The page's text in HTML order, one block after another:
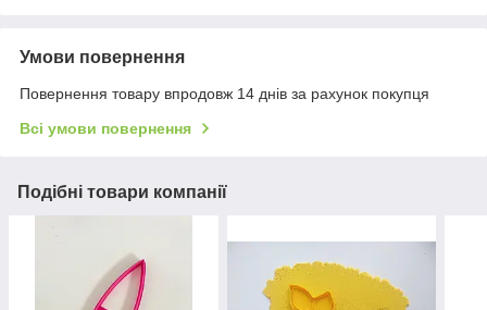
Умови повернення
Повернення товару впродовж 14 днів за рахунок покупця
Всі умови повернення
Подібні товари компанії